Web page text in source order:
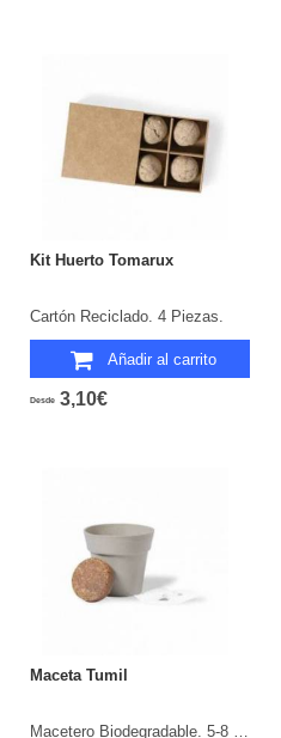
Kit Huerto Tomarux
Cartón Reciclado. 4 Piezas.
Añadir al carrito
Desde 3,10€
Maceta Tumil